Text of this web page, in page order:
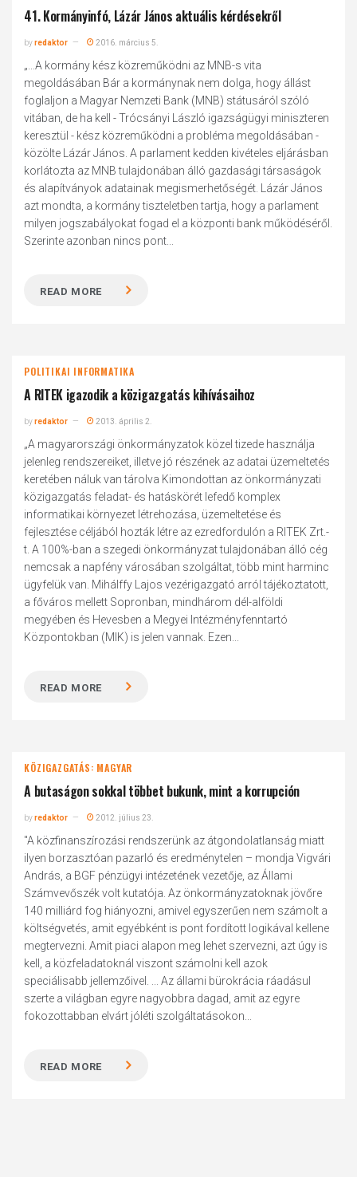
41. Kormányinfó, Lázár János aktuális kérdésekről
byredaktor 2016. március 5.
„...A kormány kész közreműködni az MNB-s vita
megoldásában Bár a kormánynak nem dolga, hogy állást
foglaljon a Magyar Nemzeti Bank (MNB) státusáról szóló
vitában, de ha kell - Trócsányi László igazságügyi miniszteren
keresztül - kész közreműködni a probléma megoldásában -
közölte Lázár János. A parlament kedden kivételes eljárásban
korlátozta az MNB tulajdonában álló gazdasági társaságok
és alapítványok adatainak megismerhetőségét. Lázár János
azt mondta, a kormány tiszteletben tartja, hogy a parlament
milyen jogszabályokat fogad el a központi bank működéséről.
Szerinte azonban nincs pont...
READ MORE
POLITIKAI INFORMATIKA
A RITEK igazodik a közigazgatás kihívásaihoz
byredaktor 2013. április 2.
„A magyarországi önkormányzatok közel tizede használja
jelenleg rendszereiket, illetve jó részének az adatai üzemeltetés
keretében náluk van tárolva Kimondottan az önkormányzati
közigazgatás feladat- és hatáskörét lefedő komplex
informatikai környezet létrehozása, üzemeltetése és
fejlesztése céljából hozták létre az ezredfordulón a RITEK Zrt.-
t. A 100%-ban a szegedi önkormányzat tulajdonában álló cég
nemcsak a napfény városában szolgáltat, több mint harminc
ügyfelük van. Mihálffy Lajos vezérigazgató arról tájékoztatott,
a főváros mellett Sopronban, mindhárom dél-alföldi
megyében és Hevesben a Megyei Intézményfenntartó
Központokban (MIK) is jelen vannak. Ezen...
READ MORE
KÖZIGAZGATÁS: MAGYAR
A butaságon sokkal többet bukunk, mint a korrupción
byredaktor 2012. július 23.
"A közfinanszírozási rendszerünk az átgondolatlanság miatt
ilyen borzasztóan pazarló és eredménytelen – mondja Vigvári
András, a BGF pénzügyi intézetének vezetője, az Állami
Számvevőszék volt kutatója. Az önkormányzatoknak jövőre
140 milliárd fog hiányozni, amivel egyszerűen nem számolt a
költségvetés, amit egyébként is pont fordított logikával kellene
megtervezni. Amit piaci alapon meg lehet szervezni, azt úgy is
kell, a közfeladatoknál viszont számolni kell azok
speciálisabb jellemzőivel. ... Az állami bürokrácia ráadásul
szerte a világban egyre nagyobbra dagad, amit az egyre
fokozottabban elvárt jóléti szolgáltatásokon...
READ MORE